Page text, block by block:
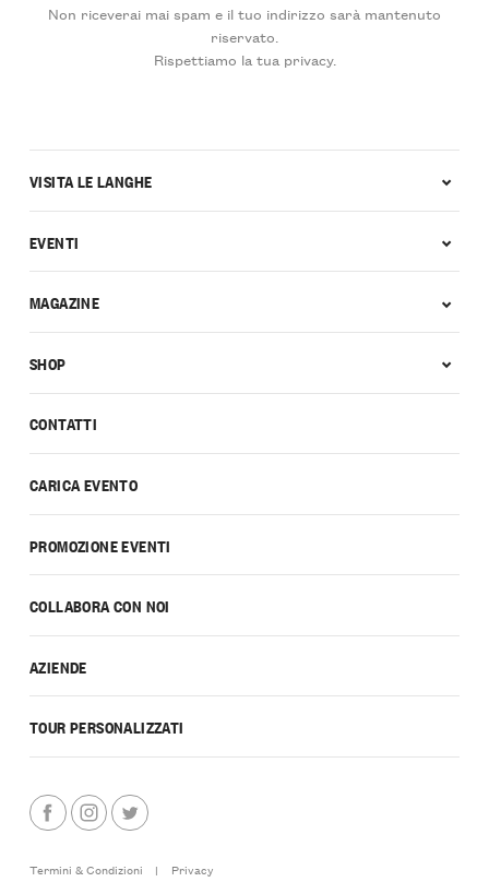
Non riceverai mai spam e il tuo indirizzo sarà mantenuto
riservato.
Rispettiamo la tua privacy.
CONTATTI
CARICA EVENTO
PROMOZIONE EVENTI
COLLABORA CON NOI
AZIENDE
TOUR PERSONALIZZATI
VISITA LE LANGHE
EVENTI
MAGAZINE
SHOP
Termini & Condizioni |
Privacy